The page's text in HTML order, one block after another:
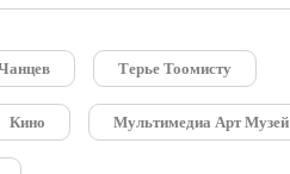
Терье Тоомисту
Кино Мультимедиа Арт Музей